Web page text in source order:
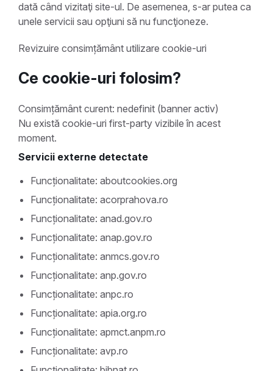
dată când vizitaţi site-ul. De asemenea, s-ar putea ca
unele servicii sau opţiuni să nu funcţioneze.
Revizuire consimțământ utilizare cookie-uri
Ce cookie-uri folosim?
Consimțământ curent: nedefinit (banner activ)
Nu există cookie-uri first-party vizibile în acest
moment.
Servicii externe detectate
Funcționalitate: aboutcookies.org
Funcționalitate: acorprahova.ro
Funcționalitate: anad.gov.ro
Funcționalitate: anap.gov.ro
Funcționalitate: anmcs.gov.ro
Funcționalitate: anp.gov.ro
Funcționalitate: anpc.ro
Funcționalitate: apia.org.ro
Funcționalitate: apmct.anpm.ro
Funcționalitate: avp.ro